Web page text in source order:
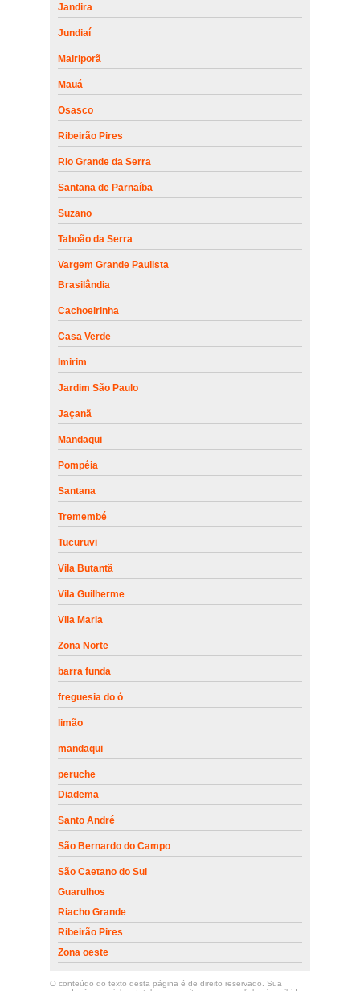
Jandira
Jundiaí
Mairiporã
Mauá
Osasco
Ribeirão Pires
Rio Grande da Serra
Santana de Parnaíba
Suzano
Taboão da Serra
Vargem Grande Paulista
Brasilândia
Cachoeirinha
Casa Verde
Imirim
Jardim São Paulo
Jaçanã
Mandaqui
Pompéia
Santana
Tremembé
Tucuruvi
Vila Butantã
Vila Guilherme
Vila Maria
Zona Norte
barra funda
freguesia do ó
limão
mandaqui
peruche
Diadema
Santo André
São Bernardo do Campo
São Caetano do Sul
Guarulhos
Riacho Grande
Ribeirão Pires
Zona oeste
O conteúdo do texto desta página é de direito reservado. Sua